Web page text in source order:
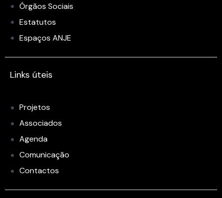
Órgãos Sociais
Estatutos
Espaços ANJE
Links úteis
Projetos
Associados
Agenda
Comunicação
Contactos